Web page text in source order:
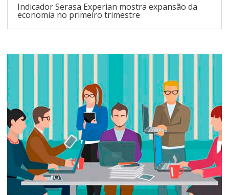
Indicador Serasa Experian mostra expansão da
economia no primeiro trimestre